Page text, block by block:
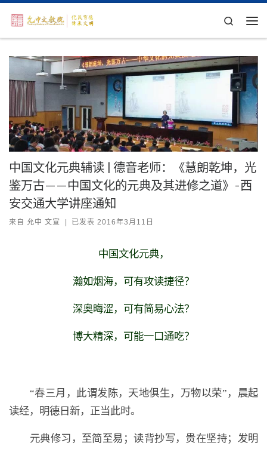
Skip to content
Search
中国文化元典辅读 | 德音老师：《慧朗乾坤，光
鉴万古——中国文化的元典及其进修之道》-西
安交通大学讲座通知
来自 允中 文宣 | 已发表 2016年3月11日
中国文化元典，
瀚如烟海，可有攻读捷径？
深奥晦涩，可有简易心法？
博大精深，可能一口通吃？
“春三月，此谓发陈，天地俱生，万物以荣”，晨起
读经，明德日新，正当此时。
元典修习，至简至易；读背抄写，贵在坚持；发明